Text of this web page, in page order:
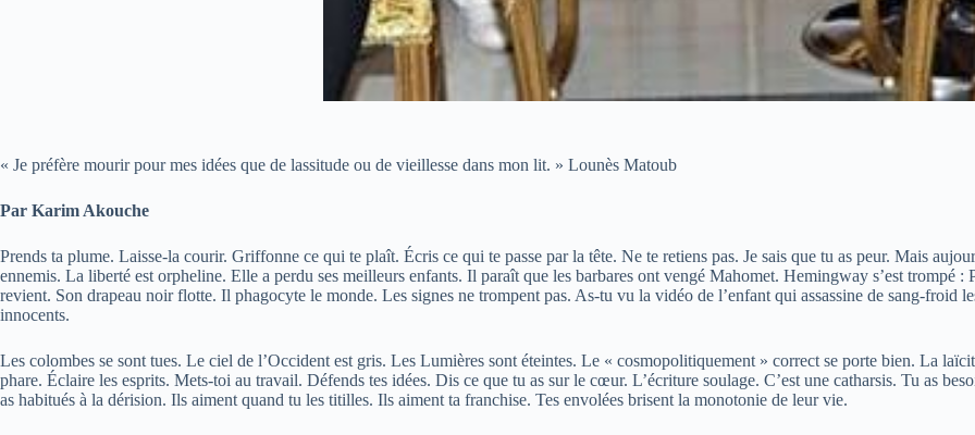
« Je préfère mourir pour mes idées que de lassitude ou de vieillesse dans mon lit. » Lounès Matoub
Par Karim Akouche
Prends ta plume. Laisse-la courir. Griffonne ce qui te plaît. Écris ce qui te passe par la tête. Ne te retiens pas. Je sais que tu as peur. Mais
ennemis. La liberté est orpheline. Elle a perdu ses meilleurs enfants. Il paraît que les barbares ont vengé Mahomet. Hemingway s’est trompé :
revient. Son drapeau noir flotte. Il phagocyte le monde. Les signes ne trompent pas. As-tu vu la vidéo de l’enfant qui assassine de sang-froid
innocents.
Les colombes se sont tues. Le ciel de l’Occident est gris. Les Lumières sont éteintes. Le « cosmopolitiquement » correct se porte bien. La
phare. Éclaire les esprits. Mets-toi au travail. Défends tes idées. Dis ce que tu as sur le cœur. L’écriture soulage. C’est une catharsis. Tu as
as habitués à la dérision. Ils aiment quand tu les titilles. Ils aiment ta franchise. Tes envolées brisent la monotonie de leur vie.